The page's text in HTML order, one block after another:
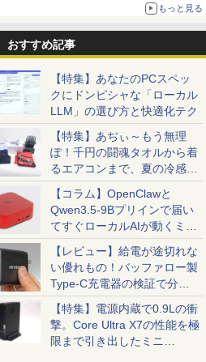
ンテンドーeショップでは「大神 絶景版」が
もっと見る
おすすめ記事
【特集】あなたのPCスペッ
クにドンピシャな「ローカル
LLM」の選び方と快適化テク
【特集】あぢぃ～もう無理
ぽ！千円の闘魂タオルから着
るエアコンまで、夏の冷感グ
ッズ一挙紹介
【コラム】OpenClawと
Qwen3.5-9Bプリインで届い
てすぐローカルAIが動くミニ
PC「SER9 Pro」
【レビュー】給電が途切れな
い優れもの！バッファロー製
Type-C充電器の検証で分か
ったこと
【特集】電源内蔵で0.9Lの衝
撃。Core Ultra X7の性能を極
限まで引き出したミニ